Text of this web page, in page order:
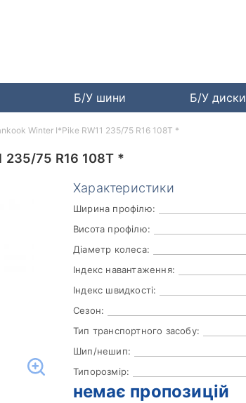
Б/У шини Б/У диски
235/75 R16 108T *
Характеристики
Ширина профілю:
Висота профілю:
Діаметр колеса:
Індекс навантаження:
Індекс швидкості:
Сезон:
Тип транспортного засобу:
Шип/нешип:
Типорозмір:
немає пропозицій
Winter I*Pike RW11 235/75 R16 108T *